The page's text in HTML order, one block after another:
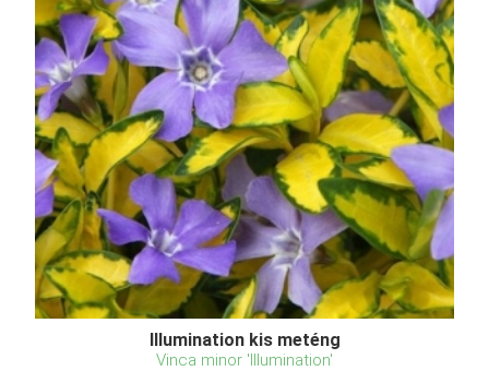
Illumination kis meténg
Vinca minor 'Illumination'